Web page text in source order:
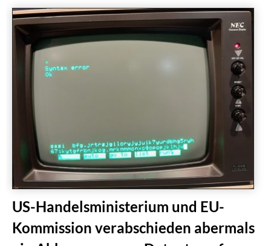
US-Handelsministerium und EU-
Kommission verabschieden abermals